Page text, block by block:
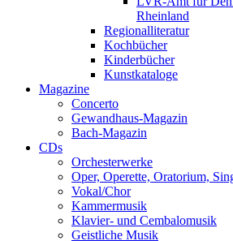
Rheinland
Regionalliteratur
Kochbücher
Kinderbücher
Kunstkataloge
Magazine
Concerto
Gewandhaus-Magazin
Bach-Magazin
CDs
Orchesterwerke
Oper, Operette, Oratorium,
Vokal/Chor
Kammermusik
Klavier- und Cembalomusik
Geistliche Musik